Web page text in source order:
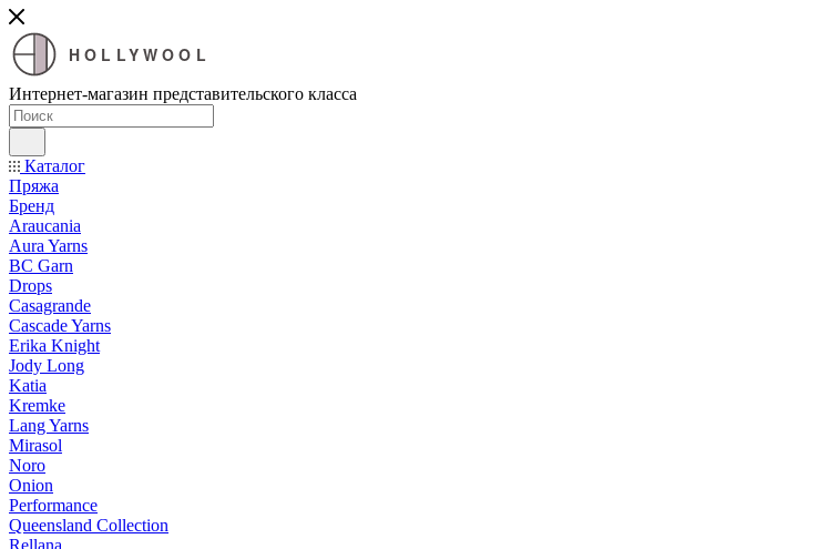
HOLLYWOOL
Интернет-магазин представительского класса
Каталог
Пряжа
Бренд
Araucania
Aura Yarns
BC Garn
Drops
Casagrande
Cascade Yarns
Erika Knight
Jody Long
Katia
Kremke
Lang Yarns
Mirasol
Noro
Onion
Performance
Queensland Collection
Rellana